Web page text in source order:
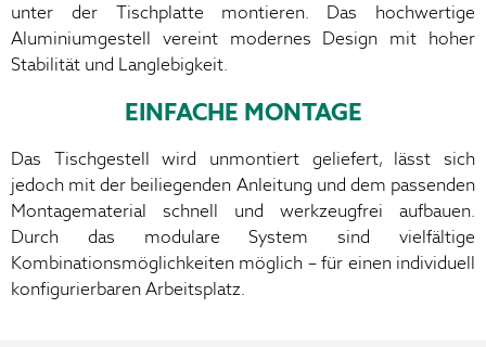
unter der Tischplatte montieren. Das hochwertige
Aluminiumgestell vereint modernes Design mit hoher
Stabilität und Langlebigkeit.
EINFACHE MONTAGE
Das Tischgestell wird unmontiert geliefert, lässt sich
jedoch mit der beiliegenden Anleitung und dem passenden
Montagematerial schnell und werkzeugfrei aufbauen.
Durch das modulare System sind vielfältige
Kombinationsmöglichkeiten möglich – für einen individuell
konfigurierbaren Arbeitsplatz.